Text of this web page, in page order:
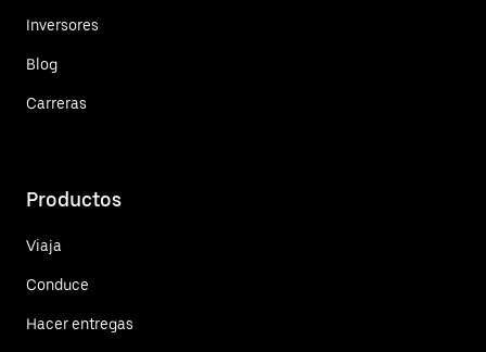
Inversores
Blog
Carreras
Productos
Viaja
Conduce
Hacer entregas